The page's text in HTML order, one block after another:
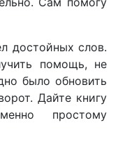
достойных слов.
помощь, не
было обновить
Дайте книгу
простому